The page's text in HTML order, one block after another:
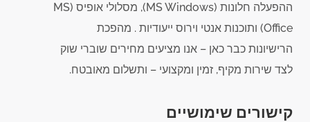
ההפעלה חלונות (MS Windows), מסלולי אופיס (MS
Office) ותוכנות אנטי וירוס ייעודיות . מהפכת
הרישיונות כבר כאן – אנו מציעים מחירים שוברי שוק
לצד שירות מקיף, זמין ומקצועי – ותשלום מאובטח.
קישורים שימושיים